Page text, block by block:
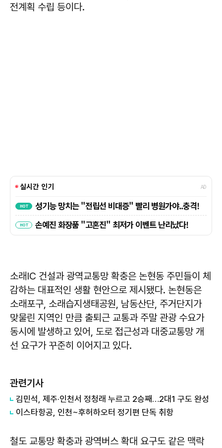
전계획 수립 등이다.
소래IC 건설과 광역교통망 확충은 논현동 주민들이 체
감하는 대표적인 생활 현안으로 제시됐다. 논현동은
소래포구, 소래습지생태공원, 남동산단, 주거단지가
맞물린 지역인 만큼 출퇴근 교통과 주말 관광 수요가
동시에 발생하고 있어, 도로 접근성과 대중교통망 개
선 요구가 꾸준히 이어지고 있다.
관련기사
김민석, 제주·인천서 정청래 누르고 2승째…2대1 구도 완성
이스타항공, 인천~후허하오터 정기편 단독 취항
철도 교통망 확충과 광역버스 확대 요구도 같은 맥락